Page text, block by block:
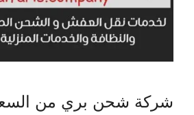
شركة شحن بري من